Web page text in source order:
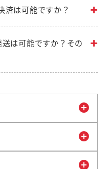
済は可能ですか？
は可能ですか？その